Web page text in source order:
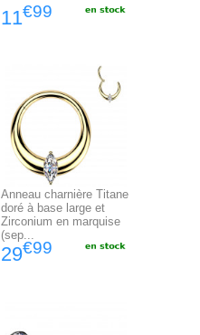
11€99
Anneau charnière Titane
doré à base large et
Zirconium en marquise
(sep...
29€99